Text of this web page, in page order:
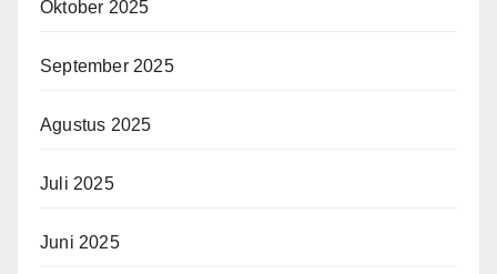
Oktober 2025
September 2025
Agustus 2025
Juli 2025
Juni 2025